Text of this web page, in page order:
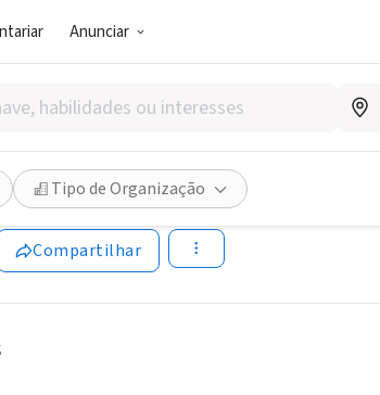
Anunciar
Tipo de Organização
welfer organization
Compartilhar